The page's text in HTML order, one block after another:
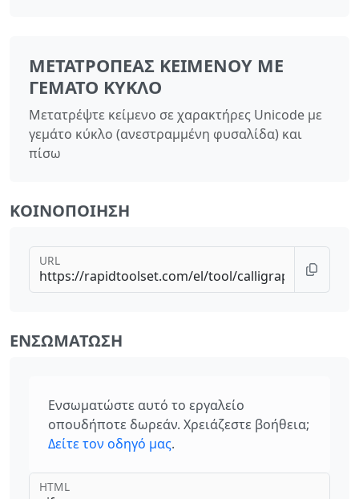
ΜΕΤΑΤΡΟΠΈΑΣ ΚΕΙΜΈΝΟΥ ΜΕ
ΓΕΜΆΤΟ ΚΎΚΛΟ
Μετατρέψτε κείμενο σε χαρακτήρες Unicode με
γεμάτο κύκλο (ανεστραμμένη φυσαλίδα) και
πίσω
ΚΟΙΝΟΠΟΊΗΣΗ
URL
ΕΝΣΩΜΆΤΩΣΗ
Ενσωματώστε αυτό το εργαλείο
οπουδήποτε δωρεάν. Χρειάζεστε βοήθεια;
Δείτε τον οδηγό μας.
HTML